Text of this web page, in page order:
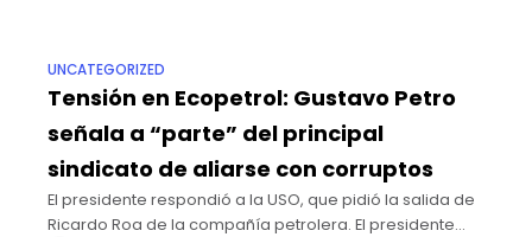
UNCATEGORIZED
Tensión en Ecopetrol: Gustavo Petro
señala a “parte” del principal
sindicato de aliarse con corruptos
El presidente respondió a la USO, que pidió la salida de
Ricardo Roa de la compañía petrolera. El presidente